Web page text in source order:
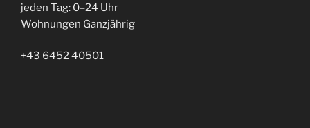
jeden Tag: 0–24 Uhr
Wohnungen Ganzjährig
+43 6452 40501